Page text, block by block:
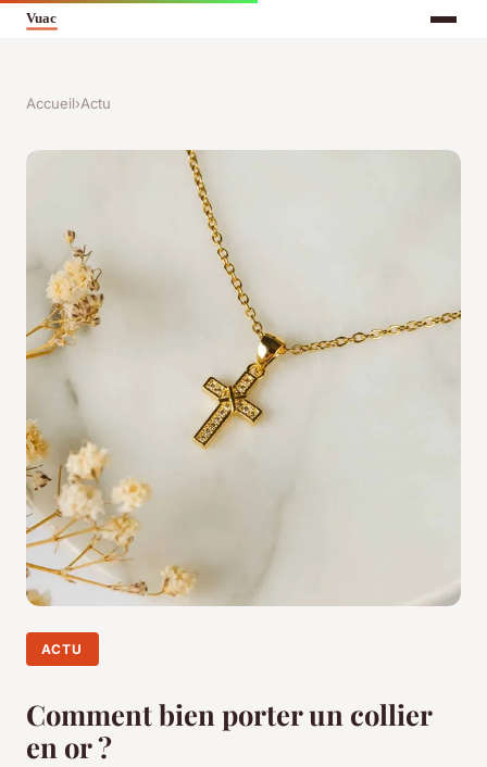
Accueil›Actu
ACTU
Comment bien porter un collier
en or ?